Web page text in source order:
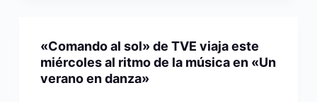
«Comando al sol» de TVE viaja este
miércoles al ritmo de la música en «Un
verano en danza»